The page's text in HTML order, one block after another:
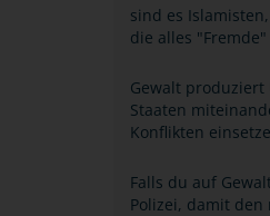
sind es
die alles
Gewalt
Staaten
Konflikten
Falls du auf
Polizei, damit